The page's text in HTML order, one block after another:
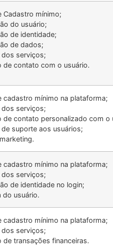
Cadastro mínimo;
do usuário;
de identidade;
de dados;
dos serviços;
de contato com o usuário.
cadastro mínimo na plataforma;
dos serviços;
de contato personalizado com o
suporte aos usuários;
cadastro mínimo na plataforma;
dos serviços;
de identidade no login;
do usuário.
cadastro mínimo na plataforma;
dos serviços;
de transações financeiras.